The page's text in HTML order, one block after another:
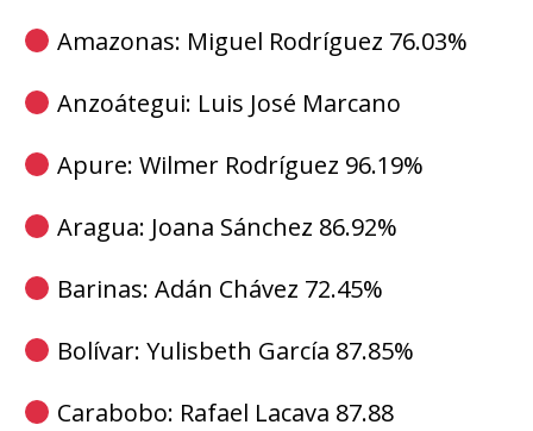
Amazonas: Miguel Rodríguez 76.03%
Anzoátegui: Luis José Marcano
Apure: Wilmer Rodríguez 96.19%
Aragua: Joana Sánchez 86.92%
Barinas: Adán Chávez 72.45%
Bolívar: Yulisbeth García 87.85%
Carabobo: Rafael Lacava 87.88